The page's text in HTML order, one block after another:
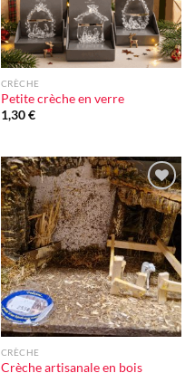
CRÈCHE
Petite crèche en verre
1,30€
Ajouter
à la liste
d'envie
CRÈCHE
Crèche artisanale en bois